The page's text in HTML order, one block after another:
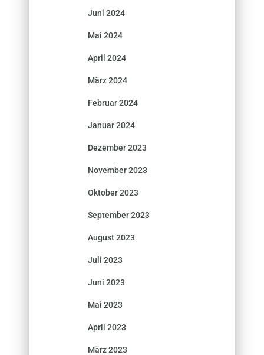
Juni 2024
Mai 2024
April 2024
März 2024
Februar 2024
Januar 2024
Dezember 2023
November 2023
Oktober 2023
September 2023
August 2023
Juli 2023
Juni 2023
Mai 2023
April 2023
März 2023